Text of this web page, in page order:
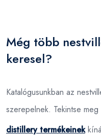
Még több
keresel?
Katalógusunkban az
szerepelnek. Tekintse meg
distillery termékeinek